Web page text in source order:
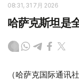
08:31, 31 7月 2026
哈萨克斯坦是
（哈萨克国际通讯